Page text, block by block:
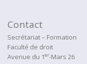
Contact
Secrétariat – Formation
Faculté de droit
Avenue du 1er-Mars 26